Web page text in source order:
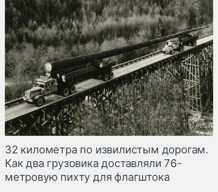
32 километра по извилистым дорогам.
Как два грузовика доставляли 76-
метровую пихту для флагштока